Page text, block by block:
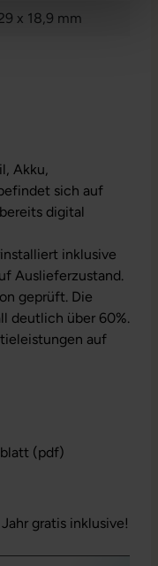
Akku,
sich auf
digital
inklusive
Auslieferzustand.
geprüft. Die
deutlich über 60%.
auf
(pdf)
gratis inklusive!
x 18,9 mm